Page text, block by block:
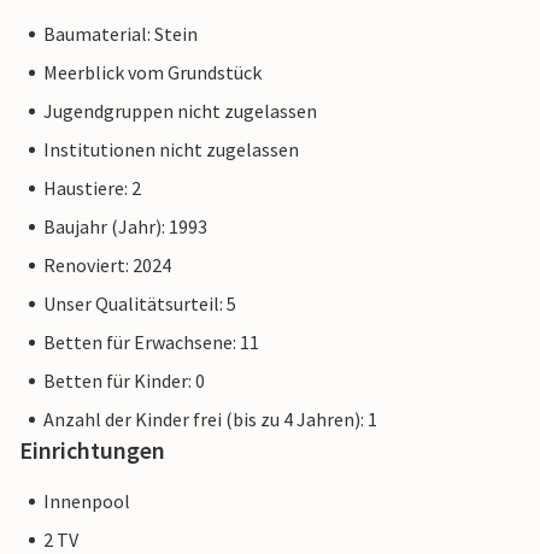
Baumaterial: Stein
Meerblick vom Grundstück
Jugendgruppen nicht zugelassen
Institutionen nicht zugelassen
Haustiere: 2
Baujahr (Jahr): 1993
Renoviert: 2024
Unser Qualitätsurteil: 5
Betten für Erwachsene: 11
Betten für Kinder: 0
Anzahl der Kinder frei (bis zu 4 Jahren): 1
Einrichtungen
Innenpool
2 TV